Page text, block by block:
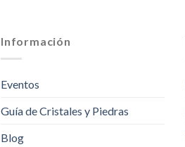
Información
Eventos
Guía de Cristales y Piedras
Blog